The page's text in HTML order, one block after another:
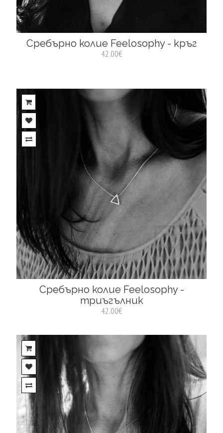
Сребърно колие Feelosophy - кръг
42.00€
Сребърно колие Feelosophy -
триъгълник
42.00€